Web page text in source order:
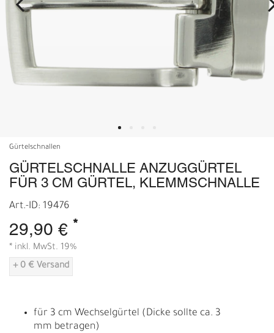
Gürtelschnallen
GÜRTELSCHNALLE ANZUGGÜRTEL
FÜR 3 CM GÜRTEL, KLEMMSCHNALLE
Art.-ID: 19476
29,90 € *
* inkl. MwSt. 19%
+ 0 € Versand
für 3 cm Wechselgürtel (Dicke sollte ca. 3
mm betragen)